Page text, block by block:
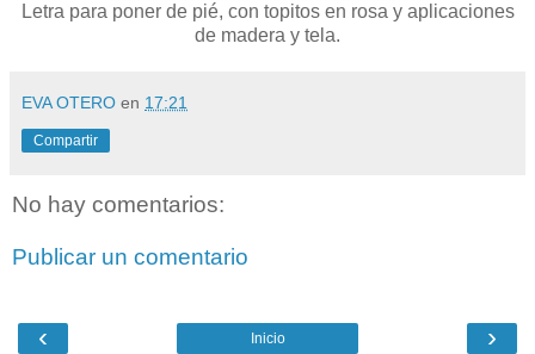
Letra para poner de pié, con topitos en rosa y aplicaciones
de madera y tela.
EVA OTERO en 17:21
Compartir
No hay comentarios:
Publicar un comentario
‹ ›
Inicio